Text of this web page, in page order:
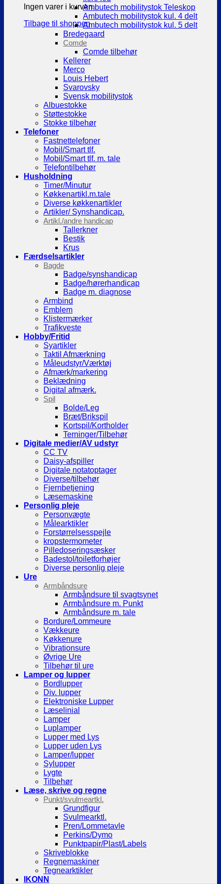
Ingen varer i kurven.
Tilbage til shoppen
Ambutech mobilitystok Teleskop
Ambutech mobilitystok kul. 4 delt
Ambutech mobilitystok kul. 5 delt
Bredegaard
Comde
Comde tilbehør
Kellerer
Merco
Louis Hebert
Svarovsky
Svensk mobilitystok
Albuestokke
Støttestokke
Stokke tilbehør
Telefoner
Fastnettelefoner
Mobil/Smart tlf.
Mobil/Smart tlf. m. tale
Telefontilbehør
Husholdning
Timer/Minutur
Køkkenartikl.m.tale
Diverse køkkenartikler
Artikler/ Synshandicap.
Artikl./andre handicap
Tallerkner
Bestik
Krus
Færdselsartikler
Bagde
Badge/synshandicap
Badge/hørerhandicap
Badge m. diagnose
Armbind
Emblem
Klistermærker
Trafikveste
Hobby/Fritid
Syartikler
Taktil Afmærkning
Måleudstyr/Værktøj
Afmærk/markering
Beklædning
Digital afmærk.
Spil
Bolde/Leg
Bræt/Brikspil
Kortspil/Kortholder
Terninger/Tilbehør
Digitale medier/AV udstyr
CC TV
Daisy-afspiller
Digitale notatoptager
Diverse/tilbehør
Fjernbetjening
Læsemaskine
Personlig pleje
Personvægte
Målearktikler
Forstørrelsesspejle
kropstermometer
Pilledoseringsæsker
Badestol/toiletforhøjer
Diverse personlig pleje
Ure
Armbåndsure
Armbåndsure til svagtsynet
Armbåndsure m. Punkt
Armbåndsure m. tale
Bordure/Lommeure
Vækkeure
Køkkenure
Vibrationsure
Øvrige Ure
Tilbehør til ure
Lamper og lupper
Bordlupper
Div. lupper
Elektroniske Lupper
Læselinial
Lamper
Luplamper
Lupper med Lys
Lupper uden Lys
Lamper/lupper
Sylupper
Lygte
Tilbehør
Læse, skrive og regne
Punkt/svulmeartkl.
Grundfigur
Svulmearktl.
Pren/Lommetavle
Perkins/Dymo
Punktpapir/Plast/Labels
Skriveblokke
Regnemaskiner
Tegnearktikler
IKONN